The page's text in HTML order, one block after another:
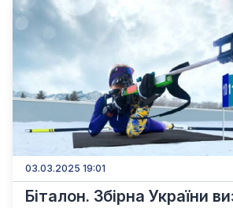
03.03.2025 19:01
Біталон. Збірна України